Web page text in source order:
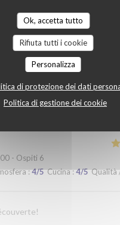
Ok, accetta tutto
Rifiuta tutti i cookie
Personalizza
di protezione dei dati
Politica di gestione dei cookie
notre déjeuner (moule,
etc) et le service. Pourquoi
prochaine passage à Lilles.
- Ospiti 2
:5/5 Cucina:5/5 Qualità
- Ospiti 6
:4/5 Cucina:4/5 Qualità